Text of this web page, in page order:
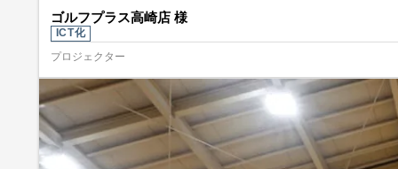
ゴルフプラス高崎店 様
ICT化
プロジェクター